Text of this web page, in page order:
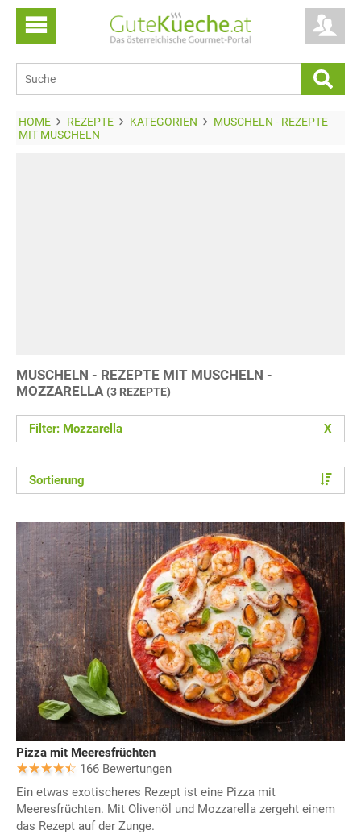
HOME REZEPTE KATEGORIEN
MUSCHELN - REZEPTE
MIT MUSCHELN
MUSCHELN - REZEPTE MIT MUSCHELN -
MOZZARELLA (3 REZEPTE)
Filter: Mozzarella X
Sortierung
Pizza mit Meeresfrüchten
166 Bewertungen
Ein etwas exotischeres Rezept ist eine Pizza mit
Meeresfrüchten. Mit Olivenöl und Mozzarella zergeht einem
das Rezept auf der Zunge.